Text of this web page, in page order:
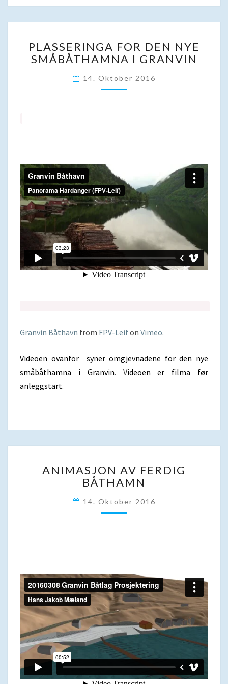
FOR
DEN
SMÅBÅTHAMNA
I
PLASSERINGA FOR DEN NYE
SMÅBÅTHAMNA I GRANVIN
14. Oktober 2016
Granvin Båthavn from FPV-Leifon Vimeo.
Videoen ovanfor syner omgjevnadene for den nye
småbåthamna i Granvin. Videoen er filma før
anleggstart.
AV
FERDIG
ANIMASJON AV FERDIG
BÅTHAMN
14. Oktober 2016